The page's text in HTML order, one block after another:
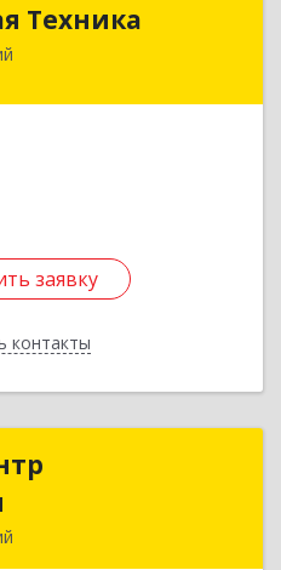
Техника
заявку
контакты
край, Петропавловск-
заявку
центр